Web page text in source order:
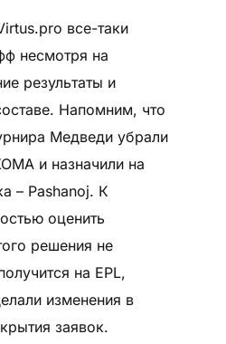
все-таки
несмотря на
результаты и
Напомним, что
Медведи убрали
и назначили на
– Pashanoj. К
оценить
решения не
на EPL,
изменения в
заявок.